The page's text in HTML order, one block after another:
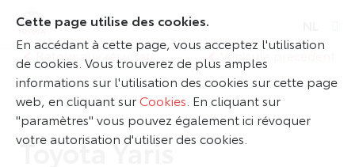
Cette page utilise des cookies.
En accédant à cette page, vous acceptez l'utilisation
de cookies. Vous trouverez de plus amples
informations sur l'utilisation des cookies sur cette page
web, en cliquant surCookies . En cliquant sur
"paramètres" vous pouvez également ici révoquer
votre autorisation d'utiliser des cookies.
Retour aux résultats
Véhicule précédent
Toyota Yaris